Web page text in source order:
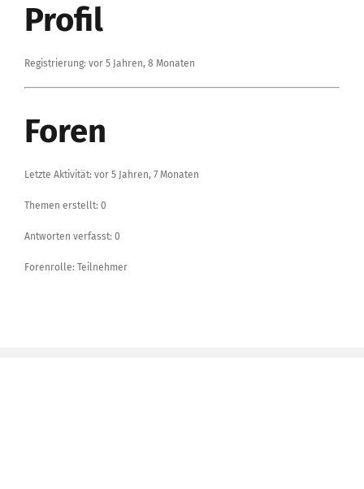
Profil
Registrierung: vor 5 Jahren, 8 Monaten
Foren
Letzte Aktivität: vor 5 Jahren, 7 Monaten
Themen erstellt: 0
Antworten verfasst: 0
Forenrolle: Teilnehmer